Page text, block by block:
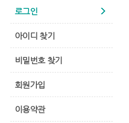
로그인
아이디 찾기
비밀번호 찾기
회원가입
이용약관